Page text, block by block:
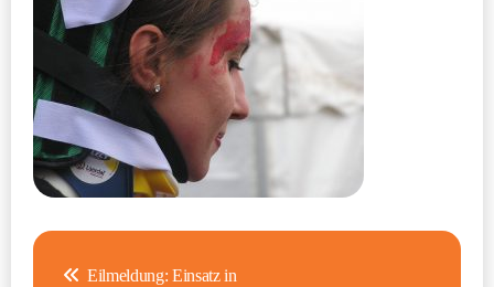
Beitragsnavigation
Eilmeldung: Einsatz in